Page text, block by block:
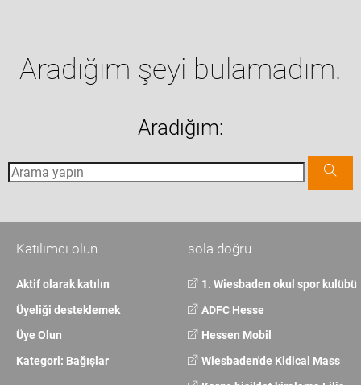
Aradığım şeyi bulamadım.
Aradığım:
sola doğru
1. Wiesbaden okul spor kulübü
ADFC Hesse
Hessen Mobil
Wiesbaden'de Kidical Mass
Katılımcı olun
Aktif olarak katılın
Üyeliği desteklemek
Üye Olun
Kategori: Bağışlar